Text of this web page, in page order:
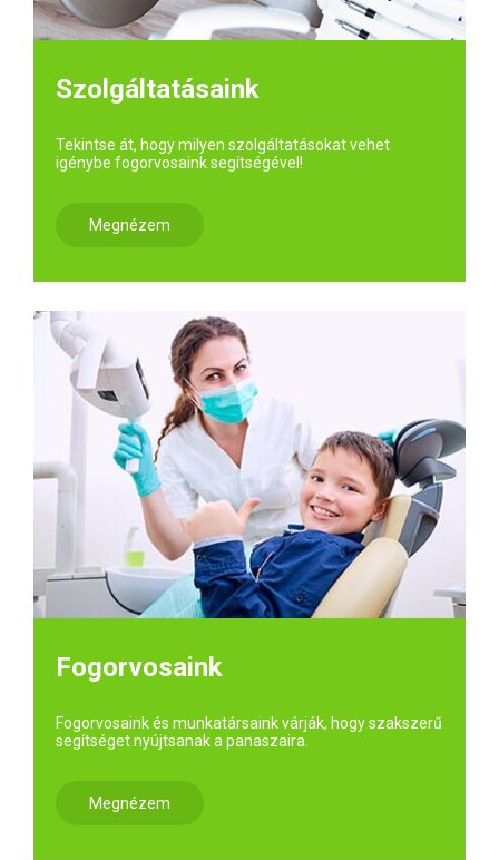
Szolgáltatásaink
Tekintse át, hogy milyen szolgáltatásokat vehet
igénybe fogorvosaink segítségével!
Megnézem
Fogorvosaink
Fogorvosaink és munkatársaink várják, hogy szakszerű
segítséget nyújtsanak a panaszaira.
Megnézem